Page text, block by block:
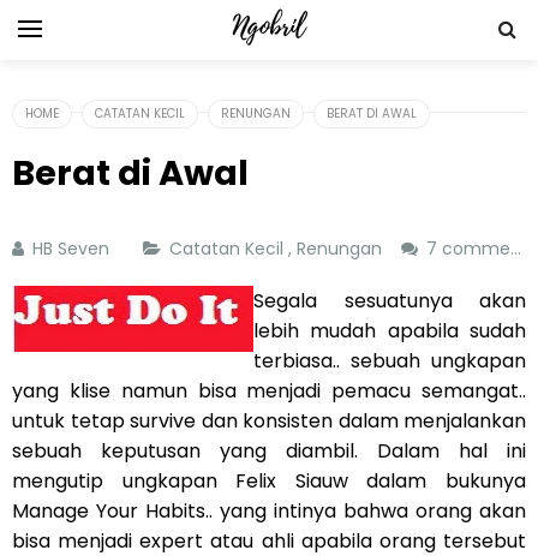
HOME CATATAN KECIL RENUNGAN BERAT DI AWAL
Berat di Awal
HB Seven Catatan Kecil , Renungan 7 comments
Segala sesuatunya akan
lebih mudah apabila sudah
terbiasa.. sebuah ungkapan
yang klise namun bisa menjadi pemacu semangat..
untuk tetap survive dan konsisten dalam menjalankan
sebuah keputusan yang diambil. Dalam hal ini
mengutip ungkapan Felix Siauw dalam bukunya
Manage Your Habits.. yang intinya bahwa orang akan
bisa menjadi expert atau ahli apabila orang tersebut